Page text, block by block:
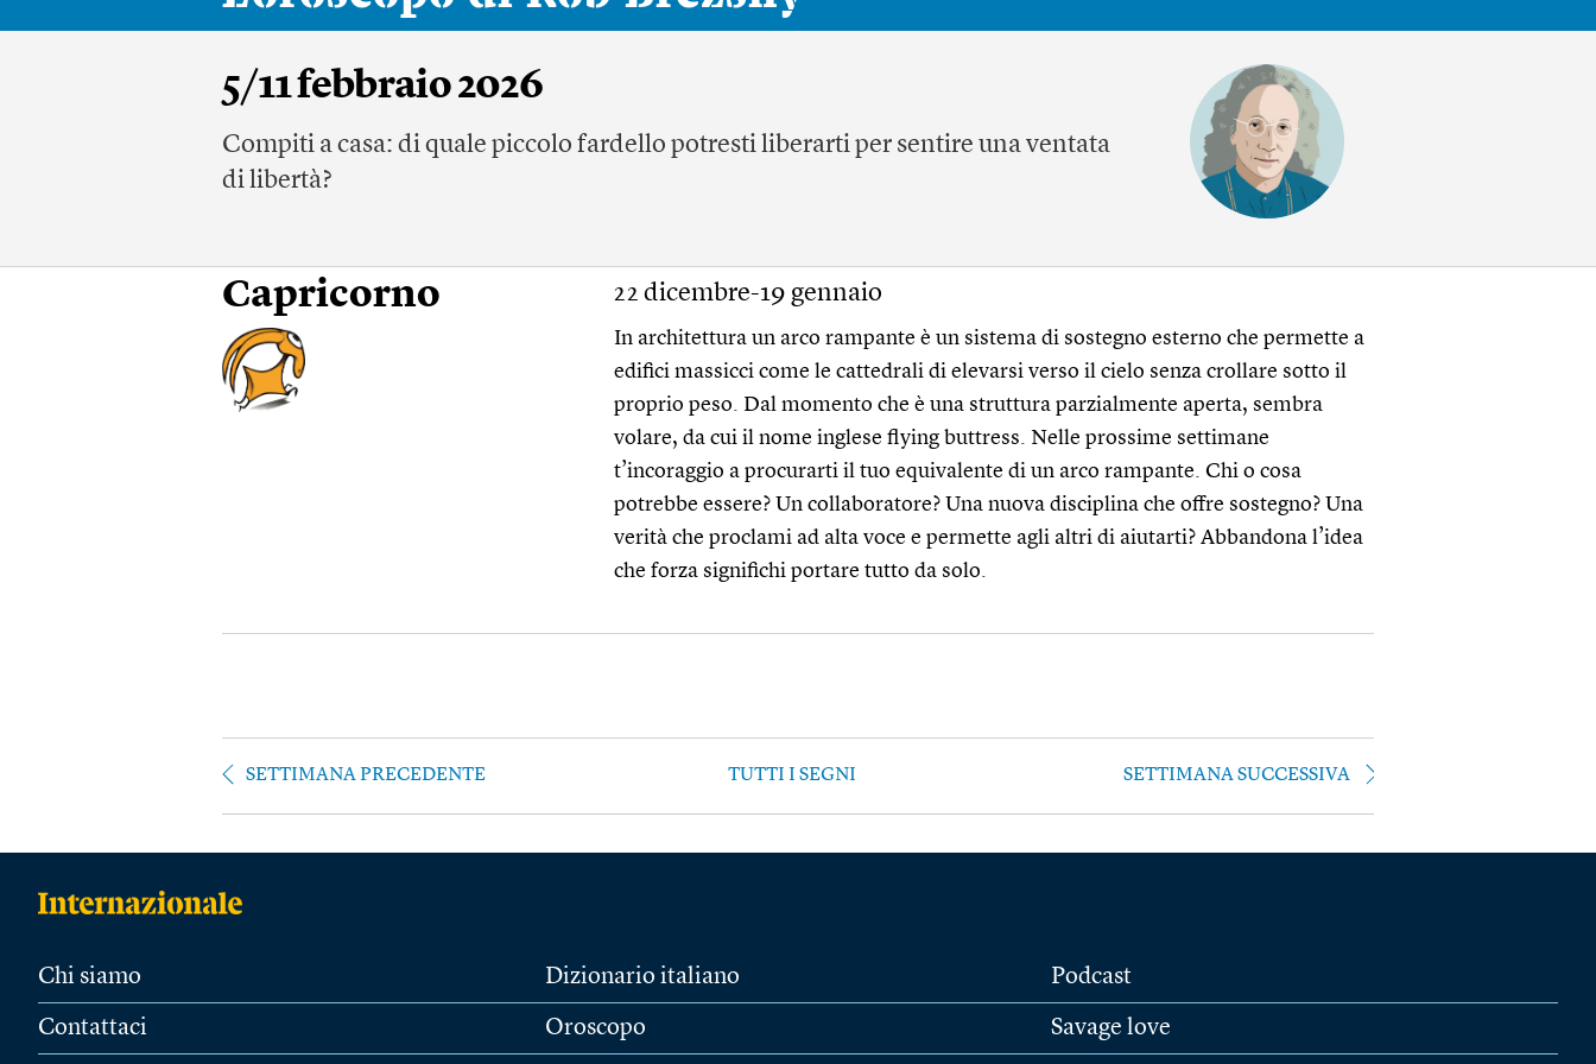
5/11 febbraio 2026
Compiti a casa: di quale piccolo fardello potresti liberarti per sentire una ventata
di libertà?
Capricorno 22 dicembre-19 gennaio
In architettura un arco rampante è un sistema di sostegno esterno che permette a
edifici massicci come le cattedrali di elevarsi verso il cielo senza crollare sotto il
proprio peso. Dal momento che è una struttura parzialmente aperta, sembra
volare, da cui il nome inglese flying buttress. Nelle prossime settimane
t’incoraggio a procurarti il tuo equivalente di un arco rampante. Chi o cosa
potrebbe essere? Un collaboratore? Una nuova disciplina che offre sostegno? Una
verità che proclami ad alta voce e permette agli altri di aiutarti? Abbandona l’idea
che forza significhi portare tutto da solo.
SETTIMANA PRECEDENTE TUTTI I SEGNI SETTIMANA SUCCESSIVA
Chi siamo
Contattaci
Dizionario italiano
Oroscopo
Podcast
Savage love